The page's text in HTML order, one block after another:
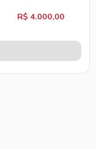
R$ 4.000,00